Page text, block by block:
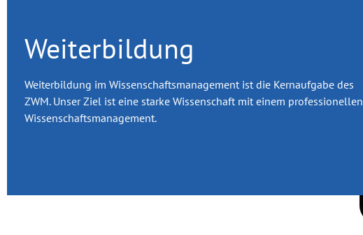
Weiterbildung
Weiterbildung im Wissenschaftsmanagement ist die Kernaufgabe des
ZWM. Unser Ziel ist eine starke Wissenschaft mit einem professionellen
Wissenschaftsmanagement.